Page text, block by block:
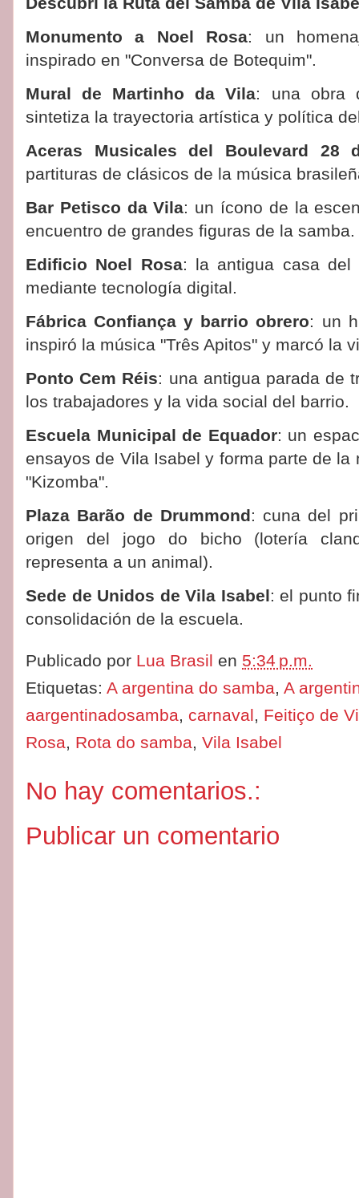
Monumento a Noel Rosa: un
inspirado en "Conversa de Botequim".
Mural de Martinho da Vila: una obra
sintetiza la trayectoria artística y política
Aceras Musicales del Boulevard 28
partituras de clásicos de la música
Bar Petisco da Vila: un ícono de la
encuentro de grandes figuras de la samba.
Edificio Noel Rosa: la antigua casa del
mediante tecnología digital.
Fábrica Confiança y barrio obrero: un
inspiró la música "Três Apitos" y marcó la
Ponto Cem Réis: una antigua parada de
los trabajadores y la vida social del barrio.
Escuela Municipal de Equador: un
ensayos de Vila Isabel y forma parte de
"Kizomba".
Plaza Barão de Drummond: cuna del
origen del jogo do bicho (lotería
representa a un animal).
Sede de Unidos de Vila Isabel: el punto
consolidación de la escuela.
Publicado por Lua Brasil en 5:34 p.m.
Etiquetas: A argentina do samba, A
aargentinadosamba, carnaval, Feitiço de
Rosa, Rota do samba, Vila Isabel
No hay comentarios.:
Publicar un comentario